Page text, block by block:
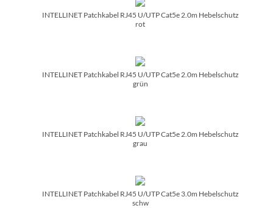
INTELLINET Patchkabel RJ45 U/­UTP Cat5e 2.0m Hebelschutz
rot
INTELLINET Patchkabel RJ45 U/­UTP Cat5e 2.0m Hebelschutz
grün
INTELLINET Patchkabel RJ45 U/­UTP Cat5e 2.0m Hebelschutz
grau
INTELLINET Patchkabel RJ45 U/­UTP Cat5e 3.0m Hebelschutz
schw